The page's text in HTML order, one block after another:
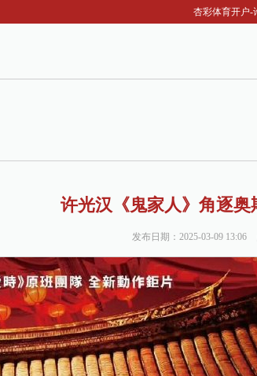
杏彩体育开户-
许光汉《鬼家人》角逐
发布日期：2025-03-09 13:06